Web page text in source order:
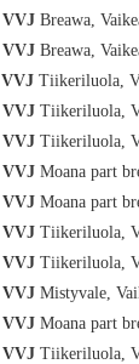
VVJBreawa,
VVJBreawa,
VVJTiikeriluola,
VVJTiikeriluola,
VVJTiikeriluola,
VVJMoana part
VVJMoana part
VVJTiikeriluola,
VVJTiikeriluola,
VVJMistyvale,
VVJMoana part
VVJTiikeriluola,